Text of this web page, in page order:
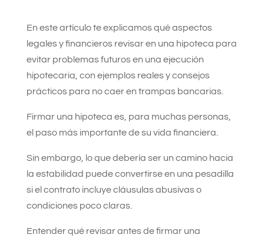
En este artículo te explicamos qué aspectos
legales y financieros revisar en una hipoteca para
evitar problemas futuros en una ejecución
hipotecaria, con ejemplos reales y consejos
prácticos para no caer en trampas bancarias.
Firmar una hipoteca es, para muchas personas,
el paso más importante de su vida financiera.
Sin embargo, lo que debería ser un camino hacia
la estabilidad puede convertirse en una pesadilla
si el contrato incluye cláusulas abusivas o
condiciones poco claras.
Entender qué revisar antes de firmar una